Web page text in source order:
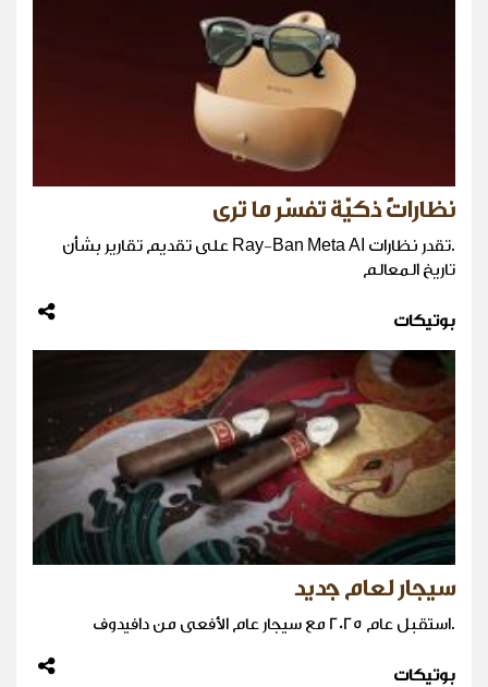
نظاراتٌ ذكيّة تفسّر ما ترى
.تقدر نظارات Ray-Ban Meta AI على تقديم تقارير بشأن
تاريخ المعالم
بوتيكات
سيجار لعام جديد
.استقبل عام 2025 مع سيجار عام الأفعى من دافيدوف
بوتيكات